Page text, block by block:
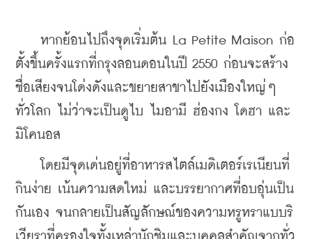
หากย้อนไปถึงจุดเริ่มต้น La Petite Maison ก่อ
ตั้งขึ้นครั้งแรกที่กรุงลอนดอนในปี 2550 ก่อนจะสร้าง
ชื่อเสียงจนโด่งดังและขยายสาขาไปยังเมืองใหญ่ๆ
ทั่วโลก ไม่ว่าจะเป็นดูไบ ไมอามี ฮ่องกง โดฮา และ
มิโคนอส
โดยมีจุดเด่นอยู่ที่อาหารสไตล์เมดิเตอร์เรเนียนที่
กินง่าย เน้นความสดใหม่ และบรรยากาศที่อบอุ่นเป็น
กันเอง จนกลายเป็นสัญลักษณ์ของความหรูหราแบบริ
เวียราที่ครองใจทั้งเหล่านักชิมและบุคคลสำคัญจากทั่ว